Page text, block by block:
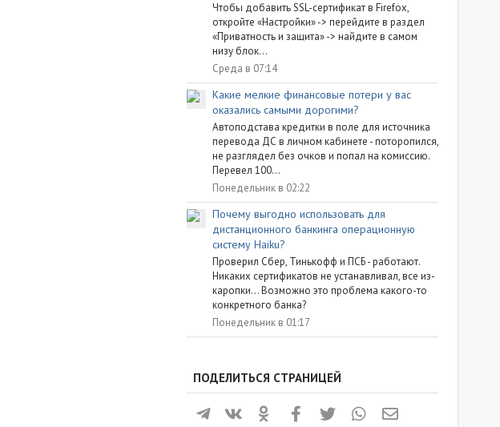
Чтобы добавить SSL-сертификат в Firefox,
откройте «Настройки» -> перейдите в раздел
«Приватность и защита» -> найдите в самом
низу блок...
Среда в 07:14
Какие мелкие финансовые потери у вас
оказались самыми дорогими?
Автоподстава кредитки в поле для источника
перевода ДС в личном кабинете - поторопился,
не разглядел без очков и попал на комиссию.
Перевел 100...
Понедельник в 02:22
Почему выгодно использовать для
дистанционного банкинга операционную
систему Haiku?
Проверил Сбер, Тинькофф и ПСБ - работают.
Никаких сертификатов не устанавливал, все из-
каропки... Возможно это проблема какого-то
конкретного банка?
Понедельник в 01:17
ПОДЕЛИТЬСЯ СТРАНИЦЕЙ
ТелеграмВКонтактеОдноклассники
FacebookTwitter WhatsApp